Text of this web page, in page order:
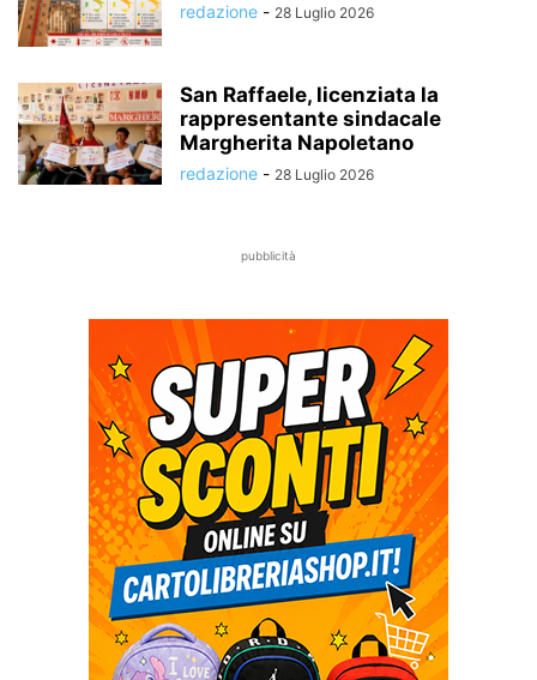
redazione - 28 Luglio 2026
San Raffaele, licenziata la
rappresentante sindacale
Margherita Napoletano
redazione - 28 Luglio 2026
pubblicità